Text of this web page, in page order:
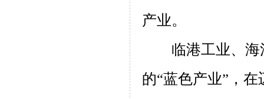
产业。
临港工业、
的“蓝色产业”，